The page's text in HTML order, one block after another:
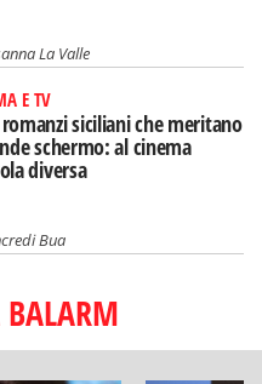
La Valle
E TV
siciliani che meritano
schermo: al cinema
diversa
Bua
BALARM